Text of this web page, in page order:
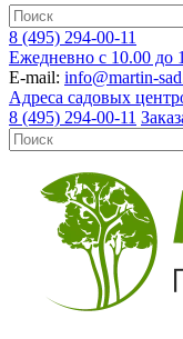
8 (495) 294-00-11
Ежедневно с 10.00 до
E-mail: info@martin-
Адреса садовых
8 (495) 294-00-11